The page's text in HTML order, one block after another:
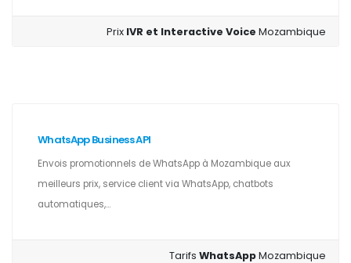
Prix IVR et Interactive VoiceMozambique
WhatsApp Business API
Envois promotionnels de WhatsApp à Mozambique aux
meilleurs prix, service client via WhatsApp, chatbots
automatiques,...
TarifsWhatsAppMozambique